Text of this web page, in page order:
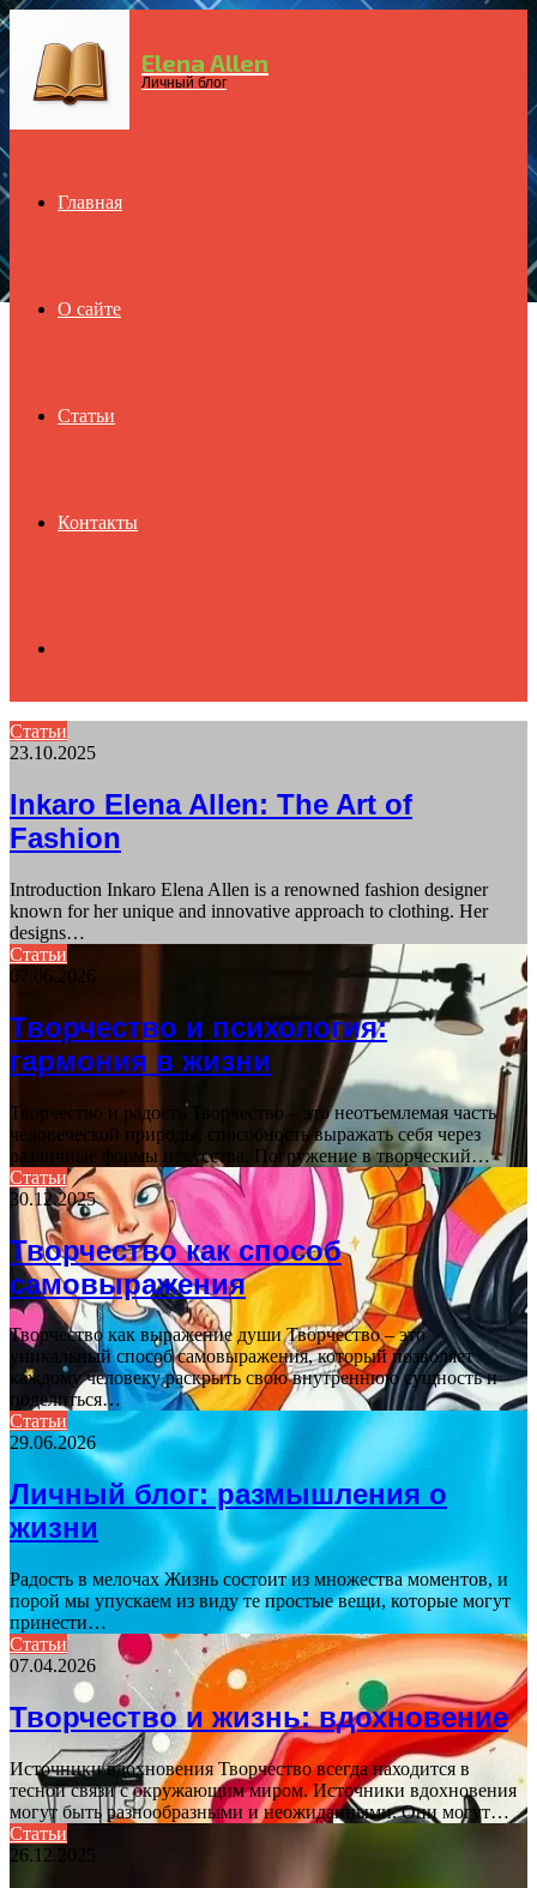
Menu Elena Allen
Личный блог
Главная
О сайте
Статьи
Контакты
for
Статьи
23.10.2025
Inkaro Elena Allen: The Art of
Fashion
Introduction Inkaro Elena Allen is a renowned fashion designer
known for her unique and innovative approach to clothing. Her
designs…
Статьи
07.06.2026
Творчество и психология:
гармония в жизни
Творчество и радость Творчество – это неотъемлемая часть
человеческой природы, способность выражать себя через
различные формы искусства. Погружение в творческий…
Статьи
30.12.2025
Творчество как способ
самовыражения
Творчество как выражение души Творчество – это
уникальный способ самовыражения, который позволяет
каждому человеку раскрыть свою внутреннюю сущность и
поделиться…
Статьи
29.06.2026
Личный блог: размышления о
жизни
Радость в мелочах Жизнь состоит из множества моментов, и
порой мы упускаем из виду те простые вещи, которые могут
принести…
Статьи
07.04.2026
Творчество и жизнь: вдохновение
Источники вдохновения Творчество всегда находится в
тесной связи с окружающим миром. Источники вдохновения
могут быть разнообразными и неожиданными. Они могут…
Статьи
26.12.2025